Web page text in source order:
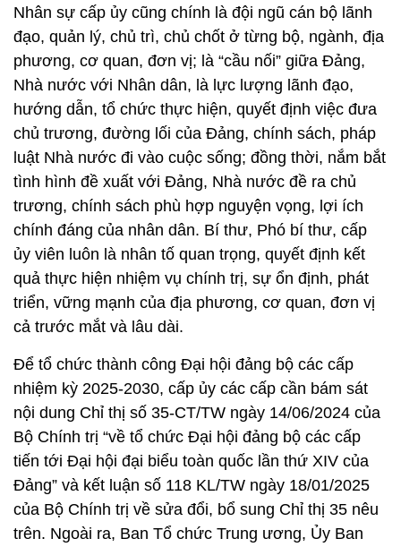
Nhân sự cấp ủy cũng chính là đội ngũ cán bộ lãnh
đạo, quản lý, chủ trì, chủ chốt ở từng bộ, ngành, địa
phương, cơ quan, đơn vị; là “cầu nối” giữa Đảng,
Nhà nước với Nhân dân, là lực lượng lãnh đạo,
hướng dẫn, tổ chức thực hiện, quyết định việc đưa
chủ trương, đường lối của Đảng, chính sách, pháp
luật Nhà nước đi vào cuộc sống; đồng thời, nắm bắt
tình hình đề xuất với Đảng, Nhà nước đề ra chủ
trương, chính sách phù hợp nguyện vọng, lợi ích
chính đáng của nhân dân. Bí thư, Phó bí thư, cấp
ủy viên luôn là nhân tố quan trọng, quyết định kết
quả thực hiện nhiệm vụ chính trị, sự ổn định, phát
triển, vững mạnh của địa phương, cơ quan, đơn vị
cả trước mắt và lâu dài.
Để tổ chức thành công Đại hội đảng bộ các cấp
nhiệm kỳ 2025-2030, cấp ủy các cấp cần bám sát
nội dung Chỉ thị số 35-CT/TW ngày 14/06/2024 của
Bộ Chính trị “về tổ chức Đại hội đảng bộ các cấp
tiến tới Đại hội đại biểu toàn quốc lần thứ XIV của
Đảng” và kết luận số 118 KL/TW ngày 18/01/2025
của Bộ Chính trị về sửa đổi, bổ sung Chỉ thị 35 nêu
trên. Ngoài ra, Ban Tổ chức Trung ương, Ủy Ban